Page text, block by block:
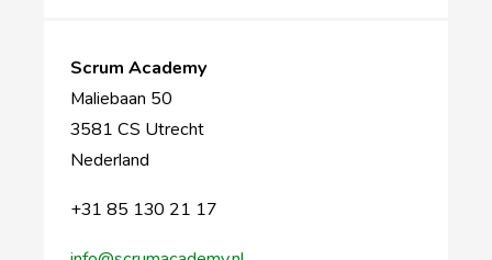
Scrum Academy
Maliebaan 50
3581 CS Utrecht
Nederland
+31 85 130 21 17